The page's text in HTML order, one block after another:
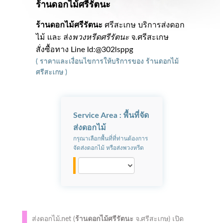
ร้านดอกไม้ศรีรัตนะ
ร้านดอกไม้ศรีรัตนะ ศรีสะเกษ บริการส่งดอก
ไม้ และ ส่งพวงหรีดศรีรัตนะ จ.ศรีสะเกษ
สั่งซื้อทาง Line Id:@302lsppg
( ราคาและเงื่อนไขการให้บริการของ ร้านดอกไม้
ศรีสะเกษ )
Service Area : พื้นที่จัด
ส่งดอกไม้
กรุณาเลือกพื้นที่ที่ท่านต้องการ
จัดส่งดอกไม้ หรือส่งพวงหรีด
ส่งดอกไม้.net (ร้านดอกไม้ศรีรัตนะ จ.ศรีสะเกษ) เปิด